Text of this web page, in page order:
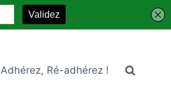
Adhérez, Ré-adhérez !